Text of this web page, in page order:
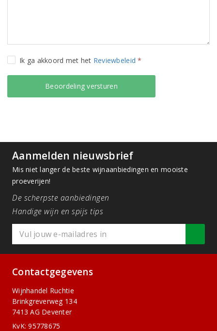
Ik ga akkoord met het Reviewbeleid *
Aanmelden nieuwsbrief
Mis niet langer de beste wijnaanbiedingen en mooiste
proeverijen!
De scherpste aanbiedingen
Handige wijn en spijs tips
Contactgegevens
Wijnhandel Ruchtie
Brinkgreverweg 134
7413 AG Deventer
KvK: 95778675